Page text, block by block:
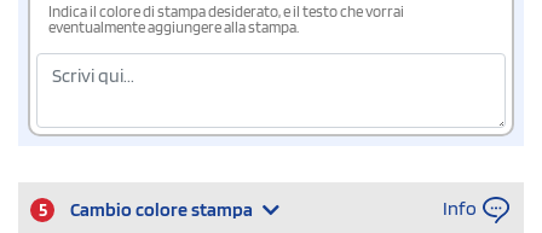
Indica il colore di stampa desiderato, e il testo che vorrai
eventualmente aggiungere alla stampa.
5 Cambio colore stampa Info